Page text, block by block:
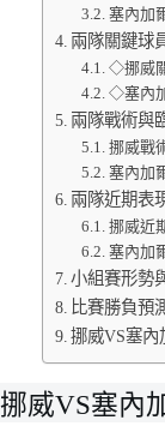
塞內加
兩隊關鍵球
◇挪威
◇塞內
兩隊戰術與
挪威戰
塞內加
兩隊近期表
挪威近
塞內加
小組賽形勢
比賽勝負預
挪威VS塞內
挪威VS塞內